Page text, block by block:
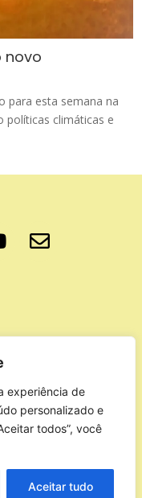
experiência de
personalizado e
todos”, você
Aceitar tudo
novo
para esta semana na
políticas climáticas e